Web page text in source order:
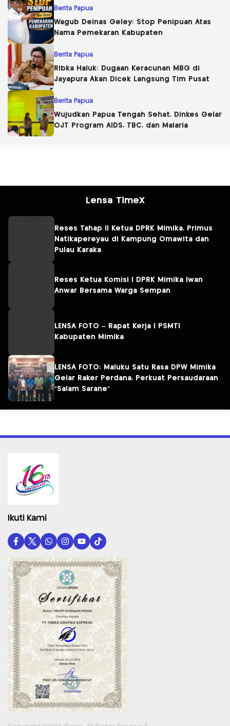
Berita Papua
Wagub Deinas Geley: Stop Penipuan Atas
Nama Pemekaran Kabupaten
Berita Papua
Ribka Haluk: Dugaan Keracunan MBG di
Jayapura Akan Dicek Langsung Tim Pusat
Berita Papua
Wujudkan Papua Tengah Sehat, Dinkes Gelar
OJT Program AIDS, TBC, dan Malaria
Lensa TimeX
Reses Tahap II Ketua DPRK Mimika, Primus
Natikapereyau di Kampung Omawita dan
Pulau Karaka
Reses Ketua Komisi I DPRK Mimika Iwan
Anwar Bersama Warga Sempan
LENSA FOTO – Rapat Kerja I PSMTI
Kabupaten Mimika
LENSA FOTO: Maluku Satu Rasa DPW Mimika
Gelar Raker Perdana, Perkuat Persaudaraan
“Salam Sarane”
Ikuti Kami